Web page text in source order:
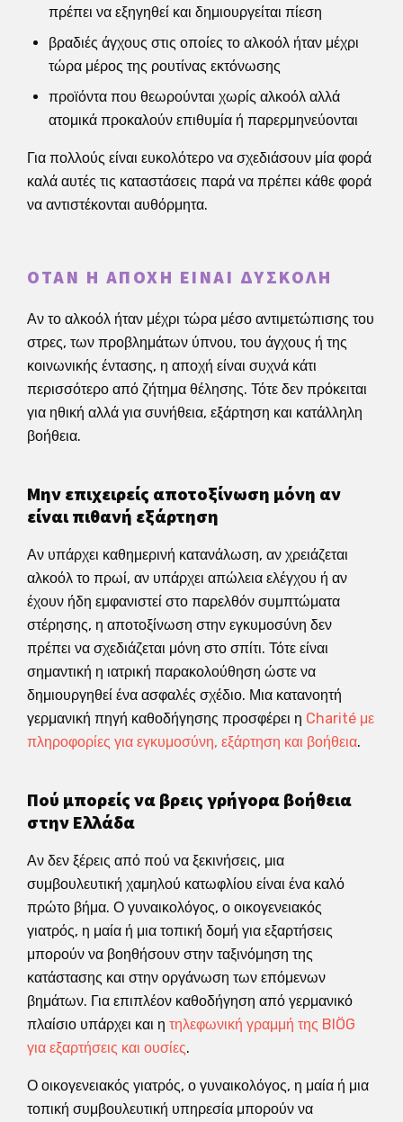
πρέπει να εξηγηθεί και δημιουργείται πίεση
βραδιές άγχους στις οποίες το αλκοόλ ήταν μέχρι
τώρα μέρος της ρουτίνας εκτόνωσης
προϊόντα που θεωρούνται χωρίς αλκοόλ αλλά
ατομικά προκαλούν επιθυμία ή παρερμηνεύονται
Για πολλούς είναι ευκολότερο να σχεδιάσουν μία φορά
καλά αυτές τις καταστάσεις παρά να πρέπει κάθε φορά
να αντιστέκονται αυθόρμητα.
ΌΤΑΝ Η ΑΠΟΧΉ ΕΊΝΑΙ ΔΎΣΚΟΛΗ
Αν το αλκοόλ ήταν μέχρι τώρα μέσο αντιμετώπισης του
στρες, των προβλημάτων ύπνου, του άγχους ή της
κοινωνικής έντασης, η αποχή είναι συχνά κάτι
περισσότερο από ζήτημα θέλησης. Τότε δεν πρόκειται
για ηθική αλλά για συνήθεια, εξάρτηση και κατάλληλη
βοήθεια.
Μην επιχειρείς αποτοξίνωση μόνη αν
είναι πιθανή εξάρτηση
Αν υπάρχει καθημερινή κατανάλωση, αν χρειάζεται
αλκοόλ το πρωί, αν υπάρχει απώλεια ελέγχου ή αν
έχουν ήδη εμφανιστεί στο παρελθόν συμπτώματα
στέρησης, η αποτοξίνωση στην εγκυμοσύνη δεν
πρέπει να σχεδιάζεται μόνη στο σπίτι. Τότε είναι
σημαντική η ιατρική παρακολούθηση ώστε να
δημιουργηθεί ένα ασφαλές σχέδιο. Μια κατανοητή
γερμανική πηγή καθοδήγησης προσφέρει η Charité με
πληροφορίες για εγκυμοσύνη, εξάρτηση και βοήθεια.
Πού μπορείς να βρεις γρήγορα βοήθεια
στην Ελλάδα
Αν δεν ξέρεις από πού να ξεκινήσεις, μια
συμβουλευτική χαμηλού κατωφλίου είναι ένα καλό
πρώτο βήμα. Ο γυναικολόγος, ο οικογενειακός
γιατρός, η μαία ή μια τοπική δομή για εξαρτήσεις
μπορούν να βοηθήσουν στην ταξινόμηση της
κατάστασης και στην οργάνωση των επόμενων
βημάτων. Για επιπλέον καθοδήγηση από γερμανικό
πλαίσιο υπάρχει και η τηλεφωνική γραμμή της BIÖG
για εξαρτήσεις και ουσίες.
Ο οικογενειακός γιατρός, ο γυναικολόγος, η μαία ή μια
τοπική συμβουλευτική υπηρεσία μπορούν να